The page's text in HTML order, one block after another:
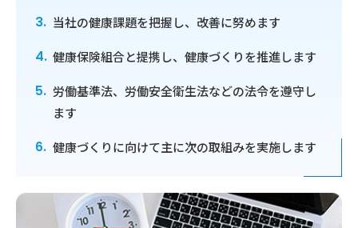
当社の健康課題を把握し、改善に努めます
健康保険組合と提携し、健康づくりを推進します
労働基準法、労働安全衛生法などの法令を遵守し
ます
健康づくりに向けて主に次の取組みを実施します